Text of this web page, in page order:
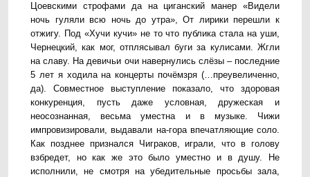
Цоевскими строфами да на циганский манер «Видели
ночь гуляли всю ночь до утра», От лирики перешли к
отжигу. Под «Хучи кучи» не то что публика стала на уши,
Чернецкий, как мог, отплясывал буги за кулисами. Жгли
на славу. На девичьи очи навернулись слёзы – последние
5 лет я ходила на концерты почёмзря (…преувеличенно,
да). Совместное выступление показало, что здоровая
конкуренция, пусть даже условная, дружеская и
неосознанная, весьма уместна и в музыке. Чижи
импровизировали, выдавали на-гора впечатляющие соло.
Как позднее признался Чиграков, играли, что в голову
взбредет, но как же это было уместно и в душу. Не
исполнили, не смотря на убедительные просьбы зала,